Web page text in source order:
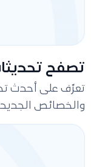
تصفح
تعرّف على أحدث
والخصائص